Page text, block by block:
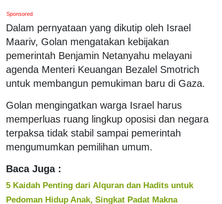
Sponsored
Dalam pernyataan yang dikutip oleh Israel
Maariv, Golan mengatakan kebijakan
pemerintah Benjamin Netanyahu melayani
agenda Menteri Keuangan Bezalel Smotrich
untuk membangun pemukiman baru di Gaza.
Golan mengingatkan warga Israel harus
memperluas ruang lingkup oposisi dan negara
terpaksa tidak stabil sampai pemerintah
mengumumkan pemilihan umum.
Baca Juga :
5 Kaidah Penting dari Alquran dan Hadits untuk
Pedoman Hidup Anak, Singkat Padat Makna